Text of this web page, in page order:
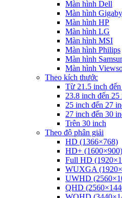
Màn hình Dell
Màn hình
Màn hình HP
Màn hình LG
Màn hình MSI
Màn hình Philips
Màn hình
Màn hình
Theo kích thước
Từ 21.5 inch
23.8 inch đến 25
25 inch đến 27
27 inch đến 30
Trên 30 inch
Theo độ phân giải
HD (1366×768)
HD+ (1600×900)
Full HD
WUXGA
UWHD
QHD